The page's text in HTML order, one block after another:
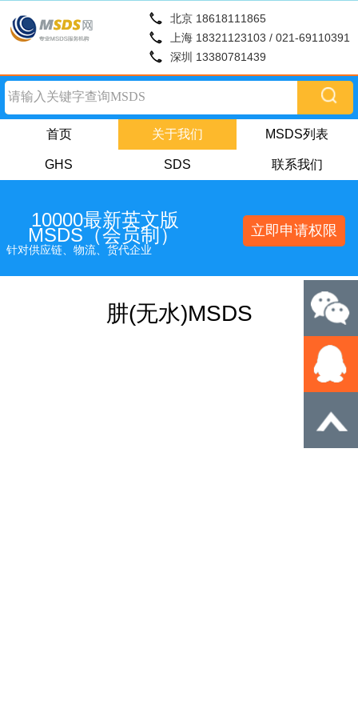
北京 18618111865
上海 18321123103 / 021-69110391
深圳 13380781439
首页 关于我们 MSDS列表
GHS SDS 联系我们
10000最新英文版
MSDS（会员制）
针对供应链、物流、货代企业
立即申请权限
肼(无水)MSDS